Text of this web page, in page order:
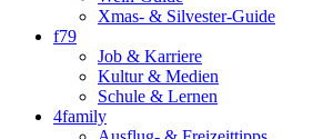
Xmas- & Silvester-Guide
f79
Job & Karriere
Kultur & Medien
Schule & Lernen
4family